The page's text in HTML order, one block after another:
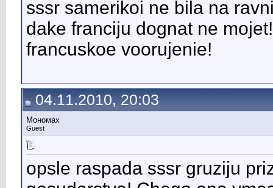
sssr samerikoi ne bila na
dake franciju dognat ne
francuskoe voorujenie!
04.11.2010, 20:03
Мономах
Guest
opsle raspada sssr gruziju